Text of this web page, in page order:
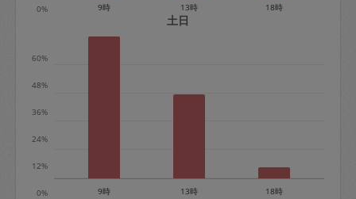
※キャンセル料金の設定について：
定期依頼1回（3時間）の金額とスポット
0% 9時 13時 18時
土日
0%
12%
24%
36%
48%
60%
9時 13時 18時